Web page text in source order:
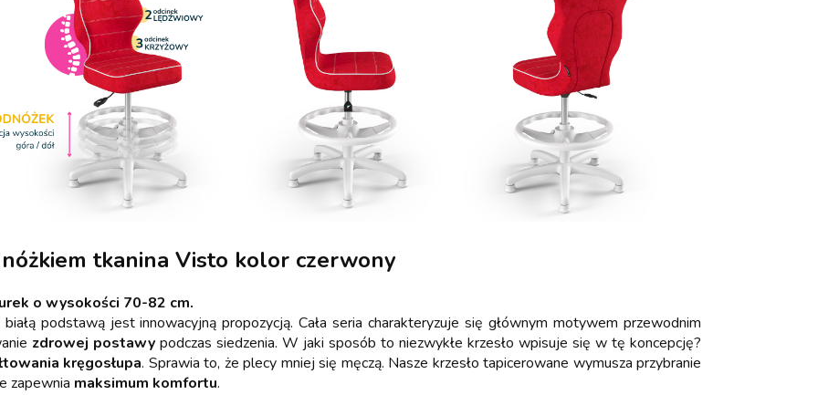
tkanina Visto kolor czerwony
o wysokości 70-82 cm.
podstawą jest innowacyjną propozycją. Cała seria charakteryzuje się głównym motywem przewodnim
zdrowej postawy podczas siedzenia. W jaki sposób to niezwykłe krzesło wpisuje się w tę koncepcję?
kręgosłupa. Sprawia to, że plecy mniej się męczą. Nasze krzesło tapicerowane wymusza przybranie
zapewnia maksimum komfortu.